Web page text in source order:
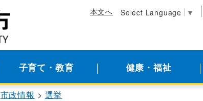
本文へ Select Language ▼
子育て・教育 健康・福祉
市政情報
選挙